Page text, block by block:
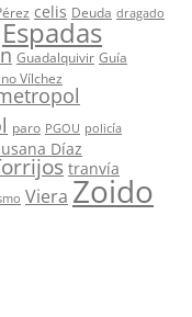
celis Deuda dragado
Espadas
Guadalquivir Guía
Vílchez
paro PGOU policía
Díaz
tranvía
Viera Zoido